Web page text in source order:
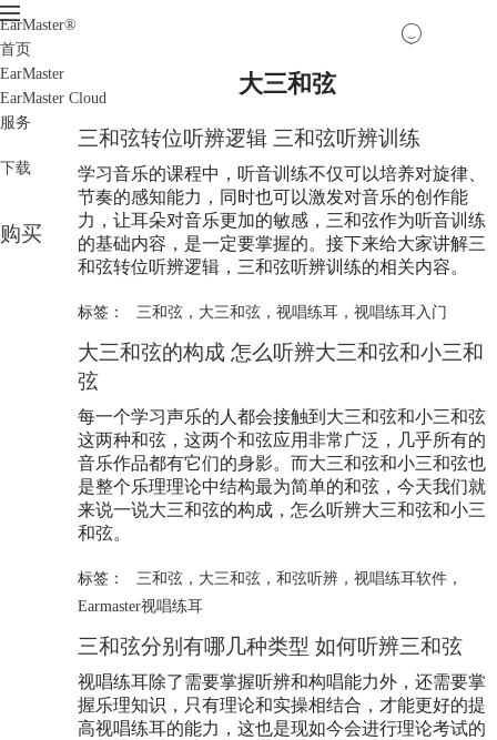
EarMaster®
首页
EarMaster
EarMaster Cloud
服务
下载
购买
大三和弦
三和弦转位听辨逻辑 三和弦听辨训练
学习音乐的课程中，听音训练不仅可以培养对旋律、
节奏的感知能力，同时也可以激发对音乐的创作能
力，让耳朵对音乐更加的敏感，三和弦作为听音训练
的基础内容，是一定要掌握的。接下来给大家讲解三
和弦转位听辨逻辑，三和弦听辨训练的相关内容。
标签： 三和弦， 大三和弦， 视唱练耳， 视唱练耳入门
大三和弦的构成 怎么听辨大三和弦和小三和
弦
每一个学习声乐的人都会接触到大三和弦和小三和弦
这两种和弦，这两个和弦应用非常广泛，几乎所有的
音乐作品都有它们的身影。而大三和弦和小三和弦也
是整个乐理理论中结构最为简单的和弦，今天我们就
来说一说大三和弦的构成，怎么听辨大三和弦和小三
和弦。
标签： 三和弦， 大三和弦， 和弦听辨， 视唱练耳软件，
Earmaster视唱练耳
三和弦分别有哪几种类型 如何听辨三和弦
视唱练耳除了需要掌握听辨和构唱能力外，还需要掌
握乐理知识，只有理论和实操相结合，才能更好的提
高视唱练耳的能力，这也是现如今会进行理论考试的